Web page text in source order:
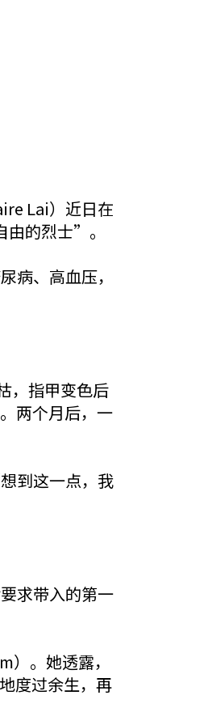
Lai）近日在
的烈士”。
病、高血压，
，指甲变色后
两个月后，一
到这一点，我
求带入的第一
。她透露，
度过余生，再